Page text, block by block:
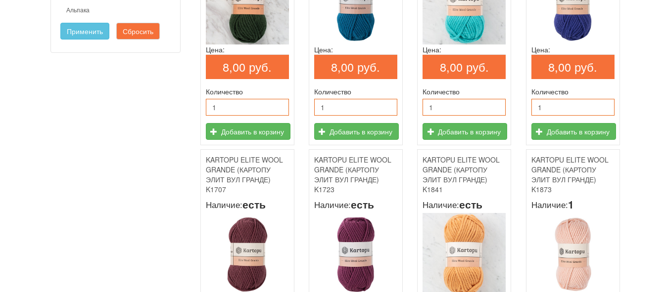
Альпака
Применить Сбросить
Цена:
8,00 руб.
Количество
Добавить в корзину
Цена:
8,00 руб.
Количество
Добавить в корзину
Цена:
8,00 руб.
Количество
Добавить в корзину
Цена:
8,00 руб.
Количество
Добавить в корзину
KARTOPU ELITE WOOL
GRANDE (КАРТОПУ
ЭЛИТ ВУЛ ГРАНДЕ)
K1707
Наличие:есть
KARTOPU ELITE WOOL
GRANDE (КАРТОПУ
ЭЛИТ ВУЛ ГРАНДЕ)
K1723
Наличие:есть
KARTOPU ELITE WOOL
GRANDE (КАРТОПУ
ЭЛИТ ВУЛ ГРАНДЕ)
K1841
Наличие:есть
KARTOPU ELITE WOOL
GRANDE (КАРТОПУ
ЭЛИТ ВУЛ ГРАНДЕ)
K1873
Наличие:1